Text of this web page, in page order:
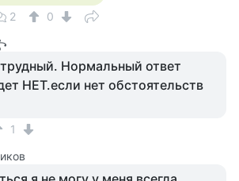
2 0
Нормальный ответ
НЕТ.если нет обстоятельств
1